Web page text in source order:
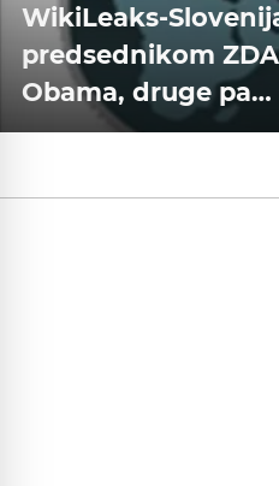
WikiLeaks-
predsednikom
Obama, druge pa…